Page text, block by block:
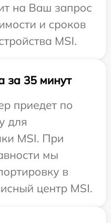
на Ваш запрос
и сроков
MSI.
за 35 минут
приедет по
для
MSI. При
мы
в
центр MSI.